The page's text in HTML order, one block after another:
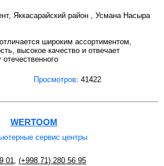
Яккасарайский район , Усмана Насыра
широким ассортиментом,
высокое качество и отвечает
Просмотров: 41422
WERTOOM
сервис центры
01, (+998 71) 280 56 95